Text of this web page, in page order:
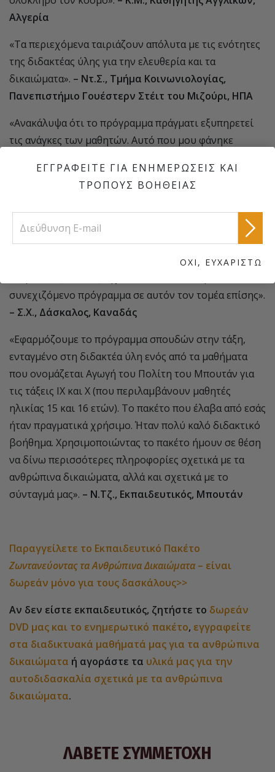
Αλγερία
«Τα περιεχόμενα ταιριάζουν απόλυτα με τις ενότητες
της διδακτέας ύλης για την ελευθερία και τα
δικαιώματα». – Ντ.Σ., Τμήμα Κοινωνιολογίας,
Πανεπιστήμιο Γουέστερν Στέιτ του Μιζούρι, ΗΠΑ
«Ανακάλυψα ότι το πρόγραμμα πράγματι εξυπηρετεί
τις ανάγκες των μαθητών. Αυτό που μου φάνηκε
παραδείγματα που περιέχονται στο DVD. Δε δίνει
απλώς πληροφορίες στους μαθητές σχετικά με τα
ανθρώπινα δικαιώματα, αλλά δείχνει και τον
αντίκτυπο στην καθημερινή τους ζωή. Όσον αφορά
τους μαθητές που το είδαν μέχρι τώρα, η ανταπόκρισή
τους ήταν μεγάλη και έδειξαν ότι έχουν κατανοήσει
συνεχιζόμενο πρόγραμμα σε αυτόν τον τομέα επίσης».
– Σ.Χ., Δάσκαλος, Καναδάς
«Εφαρμόζουμε το πρόγραμμα σπουδών στην τάξη,
ενταγμένο στη διδακτέα ύλη ενός από τα μαθήματα
που ονομάζεται Αγωγή του Πολίτη του Μπουτάν για
τις τάξεις IX και X (που περιλαμβάνουν μαθητές
ηλικίας 15 και 16 ετών). Το πακέτο που έλαβα από εσάς
ήταν πραγματικά χρήσιμο. Ήταν πολύ καλό διδακτικό
βοήθημα. Χρησιμοποιώντας το πακέτο ήμουν σε θέση
να δίνω περισσότερες πληροφορίες σχετικά με τα
ανθρώπινα δικαιώματα, αλλά και σχετικά με το
σύνταγμά μας». – Ν.Τζ., Εκπαιδευτικός, Μπουτάν
Παραγγείλετε το Εκπαιδευτικό Πακέτο
Ζωντανεύοντας τα Ανθρώπινα Δικαιώματα – είναι
δωρεάν μόνο για τους δασκάλους>>
Αν δεν είστε εκπαιδευτικός, ζητήστε το δωρεάν
DVD μας και το ενημερωτικό πακέτο, εγγραφείτε
στα διαδικτυακά μαθήματά μας για τα ανθρώπινα
δικαιώματα ή αγοράστε τα υλικά μας για την
αυτοδιδασκαλία σχετικά με τα ανθρώπινα
δικαιώματα.
ΕΓΓΡΑΦΕΙΤΕ ΓΙΑ ΕΝΗΜΕΡΩΣΕΙΣ ΚΑΙ
ΤΡΟΠΟΥΣ ΒΟΗΘΕΙΑΣ
ΟΧΙ, ΕΥΧΑΡΙΣΤΩ
ΛΑΒΕΤΕ ΣΥΜΜΕΤΟΧΗ